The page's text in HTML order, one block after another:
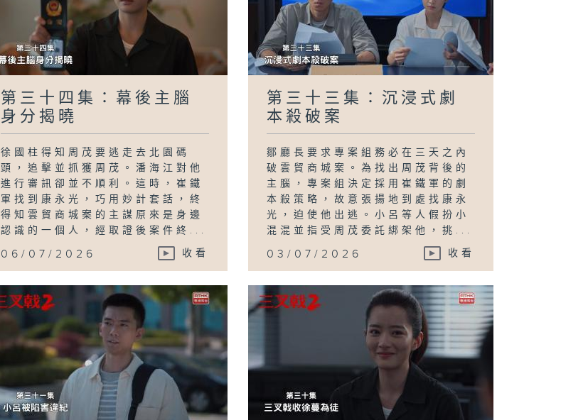
第二十六集：三叉
戟到襄城查案
第二十五集：金成
鋼被殺
第三十四集：幕後主腦
身分揭曉
徐國柱得知周茂要逃走去北園碼
頭，追擊並抓獲周茂。潘海江對他
進行審訊卻並不順利。這時，崔鐵
軍找到康永光，巧用妙計套話，終
得知雲貿商城案的主謀原來是身邊
認識的一個人，經取證後案件終...
06/07/2026 收看
第三十三集：沉浸式劇
本殺破案
鄒廳長要求專案組務必在三天之內
破雲貿商城案。為找出周茂背後的
主腦，專案組決定採用崔鐵軍的劇
本殺策略，故意張揚地到處找康永
光，迫使他出逃。小呂等人假扮小
混混並指受周茂委託綁架他，挑...
03/07/2026 收看